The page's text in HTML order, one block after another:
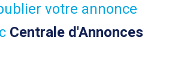
votre annonce
Centrale d'Annonces